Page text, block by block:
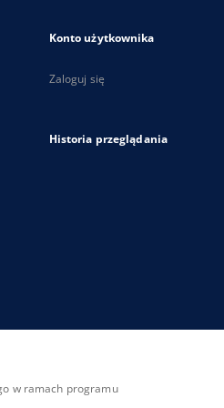
Konto użytkownika
Zaloguj się
Historia przeglądania
w ramach programu